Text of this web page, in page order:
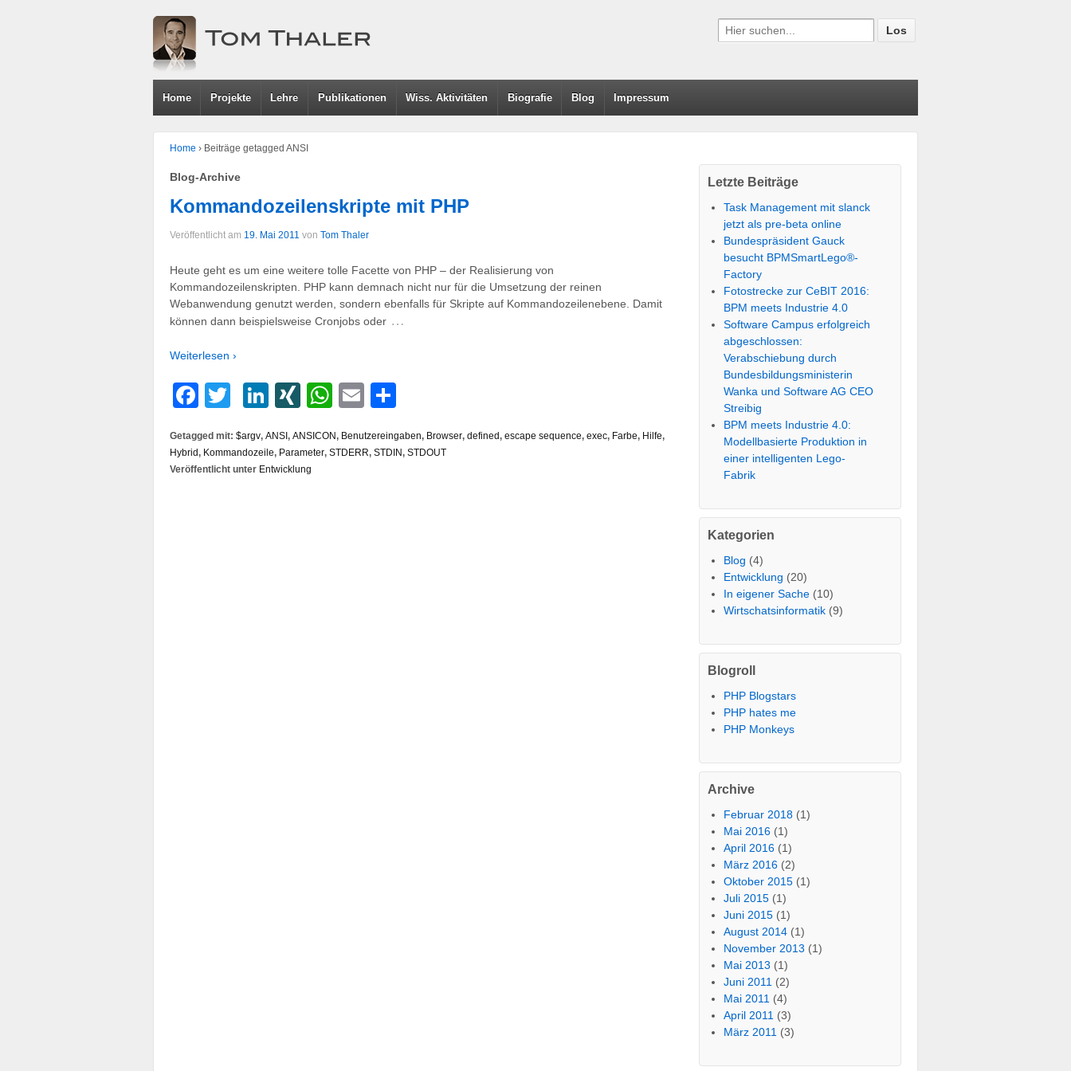
Home Projekte Lehre Publikationen Wiss. Aktivitäten Biografie Blog Impressum
Home › Beiträge getagged ANSI
Blog-Archive
Kommandozeilenskripte mit PHP
Veröffentlicht am 19. Mai 2011 von Tom Thaler
Heute geht es um eine weitere tolle Facette von PHP – der Realisierung von
Kommandozeilenskripten. PHP kann demnach nicht nur für die Umsetzung der reinen
Webanwendung genutzt werden, sondern ebenfalls für Skripte auf Kommandozeilenebene. Damit
können dann beispielsweise Cronjobs oder …
Weiterlesen ›
Facebook
TwitterLinkedIn
XINGWhatsApp
Email
Getagged mit: $argv, ANSI, ANSICON, Benutzereingaben, Browser, defined, escape sequence, exec, Farbe, Hilfe,
Hybrid, Kommandozeile, Parameter, STDERR, STDIN, STDOUT
Veröffentlicht unter Entwicklung
Letzte Beiträge
Task Management mit slanck
jetzt als pre-beta online
Bundespräsident Gauck
besucht BPMSmartLego®-
Factory
Fotostrecke zur CeBIT 2016:
BPM meets Industrie 4.0
Software Campus erfolgreich
abgeschlossen:
Verabschiebung durch
Bundesbildungsministerin
Wanka und Software AG CEO
Streibig
BPM meets Industrie 4.0:
Modellbasierte Produktion in
einer intelligenten Lego-
Fabrik
Kategorien
Blog (4)
Entwicklung (20)
In eigener Sache (10)
Wirtschatsinformatik (9)
Blogroll
PHP Blogstars
PHP hates me
PHP Monkeys
Archive
Februar 2018 (1)
Mai 2016 (1)
April 2016 (1)
März 2016 (2)
Oktober 2015 (1)
Juli 2015 (1)
Juni 2015 (1)
August 2014 (1)
November 2013 (1)
Mai 2013 (1)
Juni 2011 (2)
Mai 2011 (4)
April 2011 (3)
März 2011 (3)